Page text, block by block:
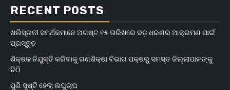
RECENT POSTS
ଖଲିସ୍ତାନୀ ସମର୍ଥକମାନେ ଅଗଷ୍ଟ ୧୫ ତାରିଖରେ ବଡ଼ ଧରଣର ଆକ୍ରମଣ ପାଇଁ
ପ୍ରସ୍ତୁତ
ଶିକ୍ଷକ ନିଯୁକ୍ତି କରିବାକୁ ଗଣଶିକ୍ଷା ବିଭାଗ ପକ୍ଷରୁ ସମସ୍ତ ଜିଲ୍ଲାପାଳଙ୍କୁ
ଚିଠି
ପୁଣି ସୃଷ୍ଟି ହେଲା ଲଘୁଚାପ